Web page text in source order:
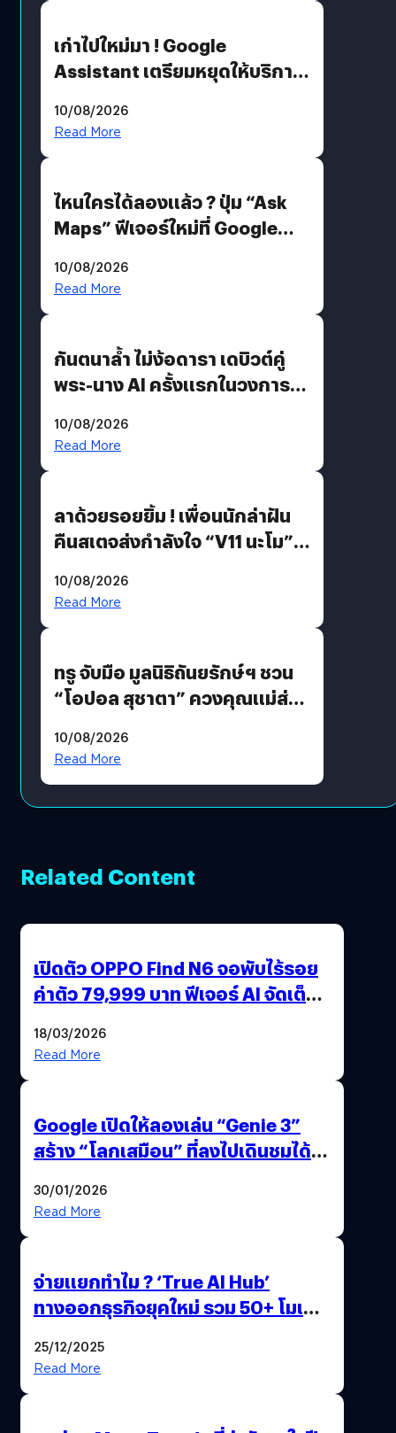
เก่าไปใหม่มา ! Google
Assistant เตรียมหยุดให้บริการ
แทน
10/08/2026
Read More
ไหนใครได้ลองแล้ว ? ปุ่ม “Ask
Maps” ฟีเจอร์ใหม่ที่ Google
คุยกับแผนที่ได้แล้ว
10/08/2026
Read More
กันตนาล้ำ ไม่ง้อดารา เดบิวต์คู่
พระ-นาง AI ครั้งแรกในวงการ
10/08/2026
Read More
ลาด้วยรอยยิ้ม ! เพื่อนนักล่าฝัน
คืนสเตจส่งกำลังใจ “V11 นะโม”
รักแน่นฮอลล์
10/08/2026
Read More
ทรู จับมือ มูลนิธิถันยรักษ์ฯ ชวน
“โอปอล สุชาตา” ควงคุณแม่ส่ง
เติมเต็มความหมายวันแม่ปีนี้
10/08/2026
Read More
Related Content
เปิดตัว OPPO Find N6 จอพับไร้รอย
ค่าตัว 79,999 บาท ฟีเจอร์ AI จัดเต็ม
18/03/2026
Read More
Google เปิดให้ลองเล่น “Genie 3”
สร้าง “โลกเสมือน” ที่ลงไปเดินชมได้
30/01/2026
Read More
จ่ายแยกทำไม ? ‘True AI Hub’
ทางออกธุรกิจยุคใหม่ รวม 50+ โมเดล
25/12/2025
Read More